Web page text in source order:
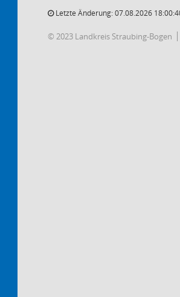
Letzte Änderung: 07.08.2026
© 2023 Landkreis Straubing-Bogen